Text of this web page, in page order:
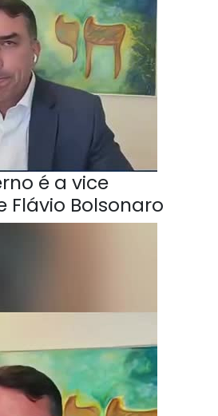
é a vice
Flávio Bolsonaro